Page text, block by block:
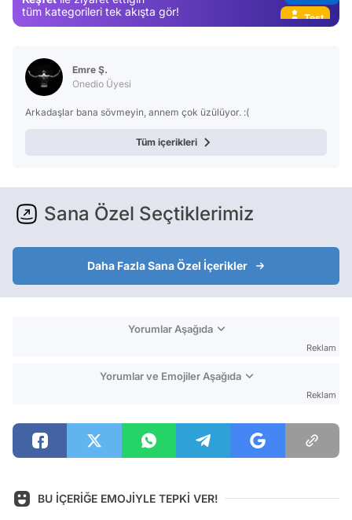
tüm kategorileri tek akışta gör!
Test
Emre Ş.
Onedio Üyesi
Arkadaşlar bana sövmeyin, annem çok üzülüyor. :(
Tüm içerikleri
Sana Özel Seçtiklerimiz
Daha Fazla Sana Özel İçerikler
Yorumlar Aşağıda
Reklam
Yorumlar ve Emojiler Aşağıda
Reklam
BU İÇERİĞE EMOJİYLE TEPKİ VER!